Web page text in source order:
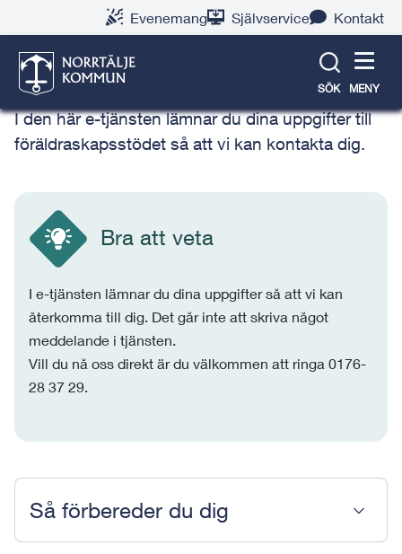
Evenemang Självservice Kontakt
SÖK MENY
Föräldraskapsstöd – bli
kontaktad
I den här e-tjänsten lämnar du dina uppgifter till
föräldraskapsstödet så att vi kan kontakta dig.
Bra att veta
I e-tjänsten lämnar du dina uppgifter så att vi kan
återkomma till dig. Det går inte att skriva något
meddelande i tjänsten.
Vill du nå oss direkt är du välkommen att ringa 0176-
28 37 29.
Så förbereder du dig